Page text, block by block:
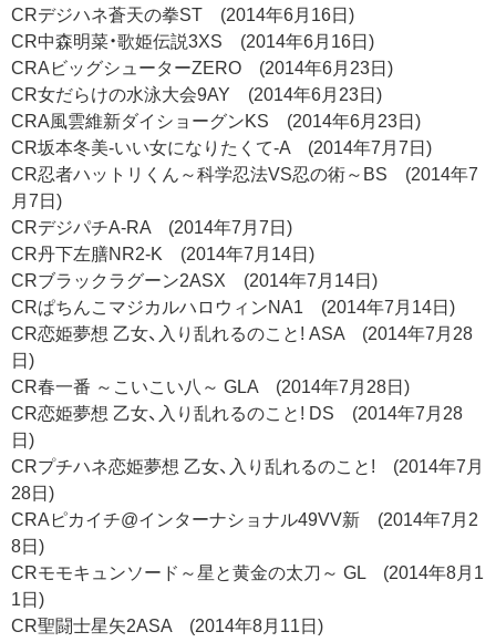
CRデジハネ蒼天の拳ST (2014年6月16日)
CR中森明菜・歌姫伝説3XS (2014年6月16日)
CRAビッグシューターZERO (2014年6月23日)
CR女だらけの水泳大会9AY (2014年6月23日)
CRA風雲維新ダイショーグンKS (2014年6月23日)
CR坂本冬美-いい女になりたくて-A (2014年7月7日)
CR忍者ハットリくん～科学忍法VS忍の術～BS (2014年7
月7日)
CRデジパチA-RA (2014年7月7日)
CR丹下左膳NR2-K (2014年7月14日)
CRブラックラグーン2ASX (2014年7月14日)
CRぱちんこマジカルハロウィンNA1 (2014年7月14日)
CR恋姫夢想 乙女、入り乱れるのこと! ASA (2014年7月28
日)
CR春一番 ～こいこい八～ GLA (2014年7月28日)
CR恋姫夢想 乙女、入り乱れるのこと! DS (2014年7月28
日)
CRプチハネ恋姫夢想 乙女、入り乱れるのこと! (2014年7月
28日)
CRAピカイチ@インターナショナル49VV新 (2014年7月2
8日)
CRモモキュンソード～星と黄金の太刀～ GL (2014年8月1
1日)
CR聖闘士星矢2ASA (2014年8月11日)